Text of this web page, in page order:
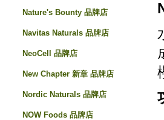
Nature's Bounty 品牌店
Navitas Naturals 品牌店
NeoCell 品牌店
New Chapter 新章 品牌店
Nordic Naturals 品牌店
NOW Foods 品牌店